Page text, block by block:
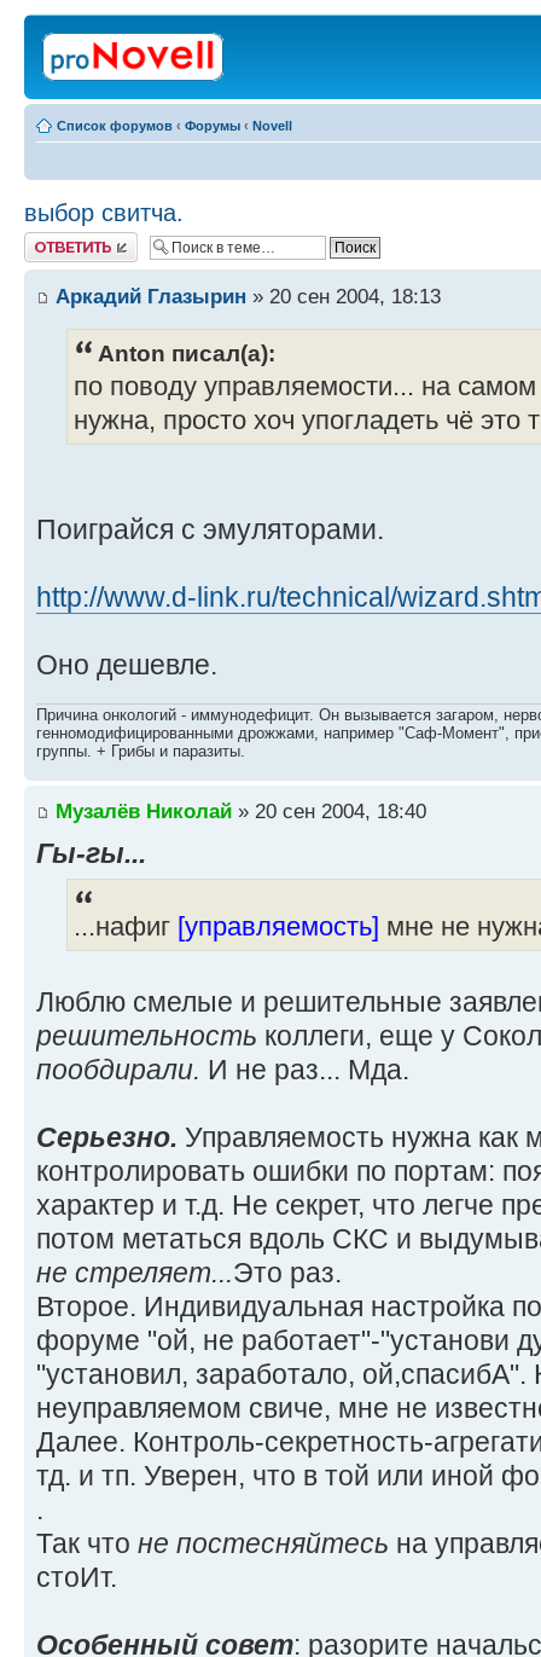
Список форумов ‹ Форумы ‹ Novell
выбор свитча.
Ответить
Аркадий Глазырин » 20 сен 2004, 18:13
Anton писал(а):
по поводу управляемости... на
нужна, просто хоч упогладеть чё это
Поиграйся с эмуляторами.
http://www.d-link.ru/technical/
Оно дешевле.
Причина онкологий - иммунодефицит. Он вызывается загаром,
генномодифицированными дрожжами, например "Саф-Момент",
группы. + Грибы и паразиты.
Музалёв Николай » 20 сен 2004, 18:40
Гы-гы...
...нафиг [управляемость] мне не
Люблю смелые и решительные
решительность коллеги, еще у
пообдирали. И не раз... Мда.
Серьезно. Управляемость нужна как
контролировать ошибки по портам:
характер и т.д. Не секрет, что легче
потом метаться вдоль СКС и
не стреляет...Это раз.
Второе. Индивидуальная настройка
форуме "ой, не работает"-"установи
"установил, заработало, ой,спасибА".
неуправляемом свиче, мне не
Далее. Контроль-секретность-
тд. и тп. Уверен, что в той или иной
.
Так что не постесняйтесь на
стоИт.
Особенный совет: разорите